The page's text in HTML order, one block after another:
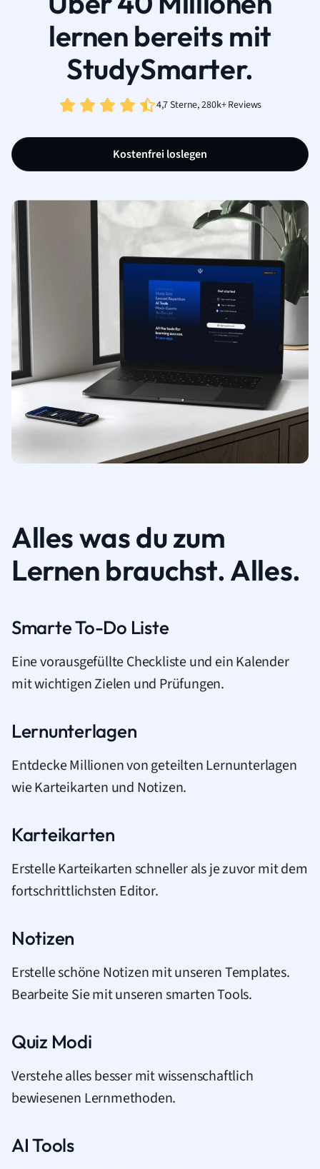
lernen bereits mit
StudySmarter.
4,7 Sterne, 280k+ Reviews
Kostenfrei loslegen
Alles was du zum
Lernen brauchst. Alles.
Smarte To-Do Liste
Eine vorausgefüllte Checkliste und ein Kalender
mit wichtigen Zielen und Prüfungen.
Lernunterlagen
Entdecke Millionen von geteilten Lernunterlagen
wie Karteikarten und Notizen.
Karteikarten
Erstelle Karteikarten schneller als je zuvor mit dem
fortschrittlichsten Editor.
Notizen
Erstelle schöne Notizen mit unseren Templates.
Bearbeite Sie mit unseren smarten Tools.
Quiz Modi
Verstehe alles besser mit wissenschaftlich
bewiesenen Lernmethoden.
AI Tools